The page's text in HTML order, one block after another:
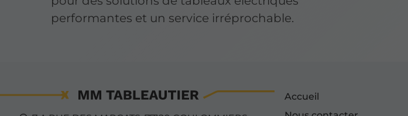
performantes et un service irréprochable.
Accueil